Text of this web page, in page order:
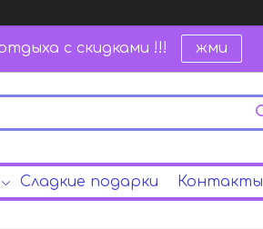
с скидками !!! жми
Сладкие подарки Контакты